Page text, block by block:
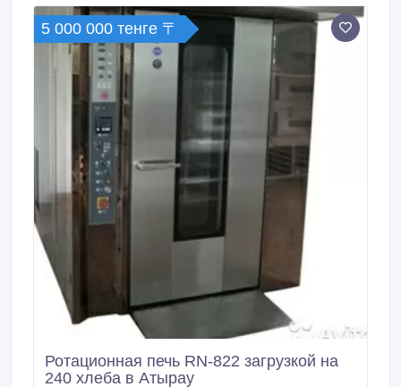
5 000 000 тенге 〒
Ротационная печь RN-822 загрузкой на
240 хлеба в Атырау